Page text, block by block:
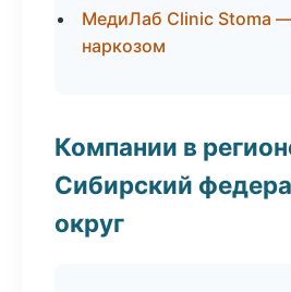
МедиЛаб Clinic Stoma
наркозом
Компании в
Сибирский
округ